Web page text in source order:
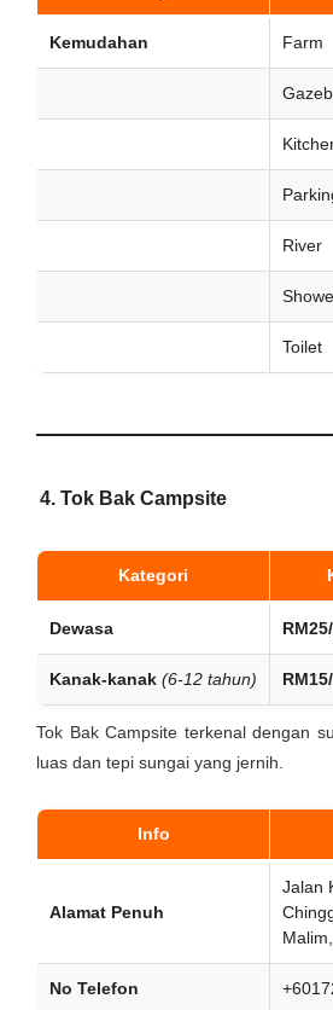
Kemudahan Farm
River
Toilet
4. Tok Bak Campsite
Kategori
Dewasa
Kanak-kanak (6-12 tahun)
Tok Bak Campsite terkenal dengan
luas dan tepi sungai yang jernih.
Info
Alamat Penuh
Jalan
No Telefon